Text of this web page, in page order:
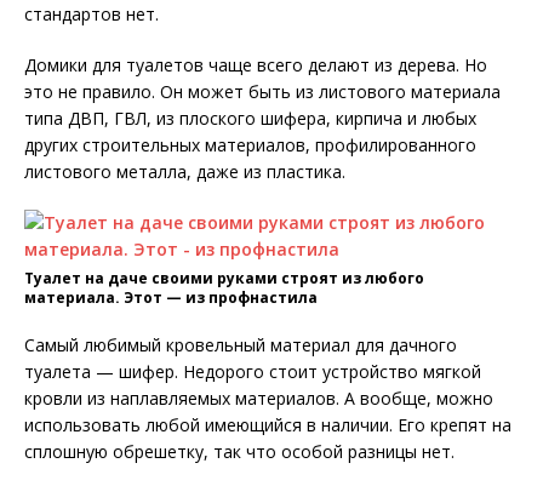
стандартов нет.
Домики для туалетов чаще всего делают из дерева. Но
это не правило. Он может быть из листового материала
типа ДВП, ГВЛ, из плоского шифера, кирпича и любых
других строительных материалов, профилированного
листового металла, даже из пластика.
Туалет на даче своими руками строят из любого
материала. Этот — из профнастила
Самый любимый кровельный материал для дачного
туалета — шифер. Недорого стоит устройство мягкой
кровли из наплавляемых материалов. А вообще, можно
использовать любой имеющийся в наличии. Его крепят на
сплошную обрешетку, так что особой разницы нет.